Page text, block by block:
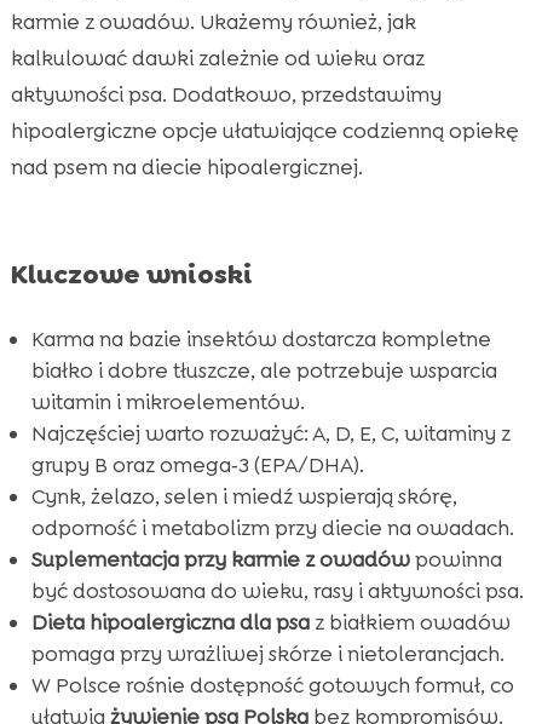
 CricksyDog: hipoalergiczne karmy i dodatki
wspierające właściwą suplementację
Jak bezpiecznie wprowadzać witaminy do
diety z białkiem owadów
karmie z owadów. Ukażemy również, jak
kalkulować dawki zależnie od wieku oraz
aktywności psa. Dodatkowo, przedstawimy
hipoalergiczne opcje ułatwiające codzienną opiekę
nad psem na diecie hipoalergicznej.
Kluczowe wnioski
Karma na bazie insektów dostarcza kompletne
białko i dobre tłuszcze, ale potrzebuje wsparcia
witamin i mikroelementów.
Najczęściej warto rozważyć: A, D, E, C, witaminy z
grupy B oraz omega‑3 (EPA/DHA).
Cynk, żelazo, selen i miedź wspierają skórę,
odporność i metabolizm przy diecie na owadach.
Suplementacja przy karmie z owadówpowinna
być dostosowana do wieku, rasy i aktywności psa.
Dieta hipoalergiczna dla psaz białkiem owadów
pomaga przy wrażliwej skórze i nietolerancjach.
W Polsce rośnie dostępność gotowych formuł, co
ułatwia żywienie psa Polskabez kompromisów.